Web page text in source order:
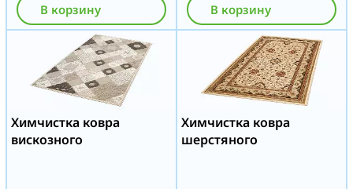
В корзину В корзину
Химчистка ковра
вискозного
Химчистка ковра
шерстяного